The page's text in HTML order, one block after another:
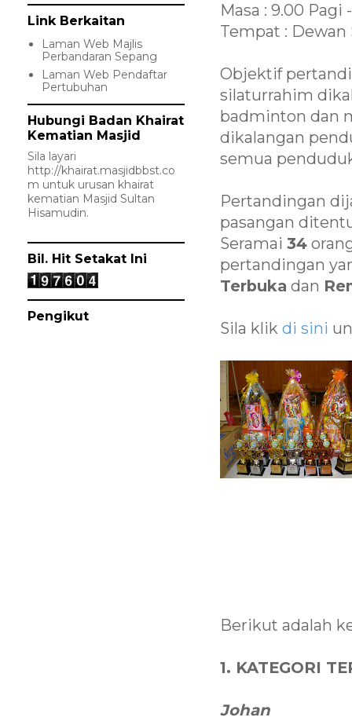
Masa : 9.00 Pagi
Tempat : Dewan
Objektif
silaturrahim
badminton dan
dikalangan
semua
Pertandingan
pasangan
Seramai 34
pertandingan
Terbuka dan
Sila klik di sini
Berikut adalah
1. KATEGORI
Johan
Link Berkaitan
Laman Web Majlis
Perbandaran Sepang
Laman Web Pendaftar
Pertubuhan
Hubungi Badan Khairat
Kematian Masjid
Sila layari
http://khairat.masjidbbst.co
m untuk urusan khairat
kematian Masjid Sultan
Hisamudin.
Bil. Hit Setakat Ini
Pengikut